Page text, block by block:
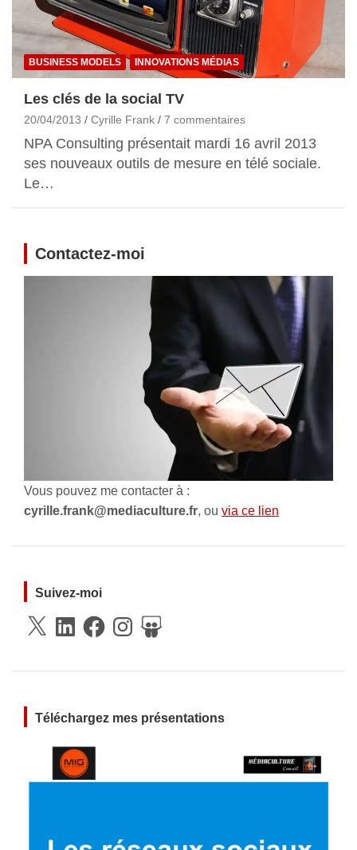
BUSINESS MODELS INNOVATIONS MÉDIAS
Les clés de la social TV
20/04/2013 Cyrille Frank 7 commentaires
NPA Consulting présentait mardi 16 avril 2013
ses nouveaux outils de mesure en télé sociale.
Le…
Contactez-moi
Vous pouvez me contacter à :
cyrille.frank@mediaculture.fr, ou via ce lien
Suivez-moi
X
LinkedInFacebookInstagramSlideShare
Téléchargez mes présentations